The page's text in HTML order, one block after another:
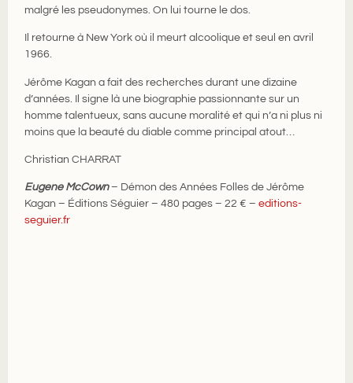
malgré les pseudonymes. On lui tourne le dos.
Il retourne à New York où il meurt alcoolique et seul en avril
1966.
Jérôme Kagan a fait des recherches durant une dizaine
d’années. Il signe là une biographie passionnante sur un
homme talentueux, sans aucune moralité et qui n’a ni plus ni
moins que la beauté du diable comme principal atout…
Christian CHARRAT
Eugene McCown– Démon des Années Folles de Jérôme
Kagan – Éditions Séguier – 480 pages – 22 € –editions-
seguier.fr